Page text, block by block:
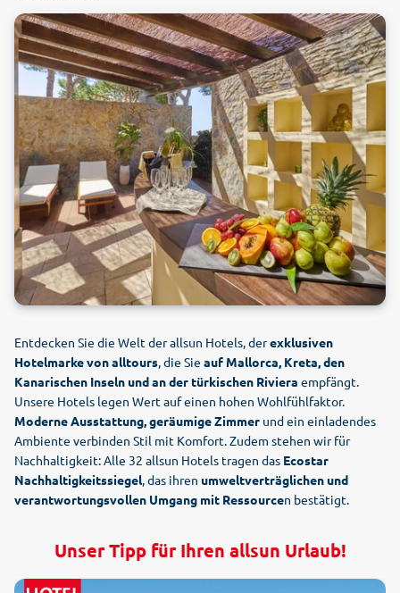
Entdecken Sie die Welt der allsun Hotels, derexklusiven
Hotelmarke von alltours, die Sie auf Mallorca, Kreta, den
Kanarischen Inseln und an der türkischen Riviera empfängt.
Unsere Hotels legen Wert auf einen hohen Wohlfühlfaktor.
Moderne Ausstattung, geräumige Zimmer und ein einladendes
Ambiente verbinden Stil mit Komfort. Zudem stehen wir für
Nachhaltigkeit: Alle 32 allsun Hotels tragen das Ecostar
Nachhaltigkeitssiegel, das ihren umweltverträglichen und
verantwortungsvollen Umgang mit Ressourcen bestätigt.
Unser Tipp für Ihren allsun Urlaub!